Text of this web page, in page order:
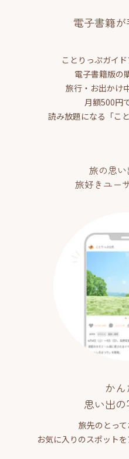
電子書籍
ことりっぷガイ
電子書籍版の
旅行・お出かけ
月額500円
読み放題になる「こ
旅の思い
旅好きユー
か
思い出
旅先のとって
お気に入りのスポット